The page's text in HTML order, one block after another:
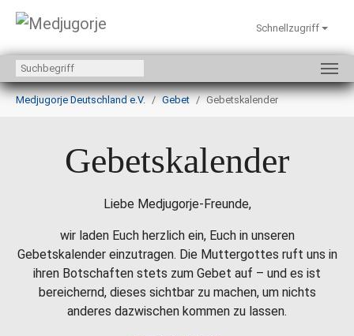
Zum Hauptinhalt springen
Schnellzugriff
Sie sind hier:
Medjugorje Deutschland e.V.
Gebet Gebetskalender
Gebetskalender
Liebe Medjugorje-Freunde,
wir laden Euch herzlich ein, Euch in unseren
Gebetskalender einzutragen. Die Muttergottes ruft uns in
ihren Botschaften stets zum Gebet auf – und es ist
bereichernd, dieses sichtbar zu machen, um nichts
anderes dazwischen kommen zu lassen.